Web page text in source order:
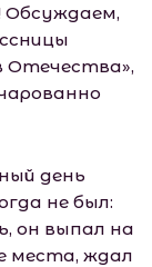
Отечества»,
день
не был:
он выпал на
места, ждал